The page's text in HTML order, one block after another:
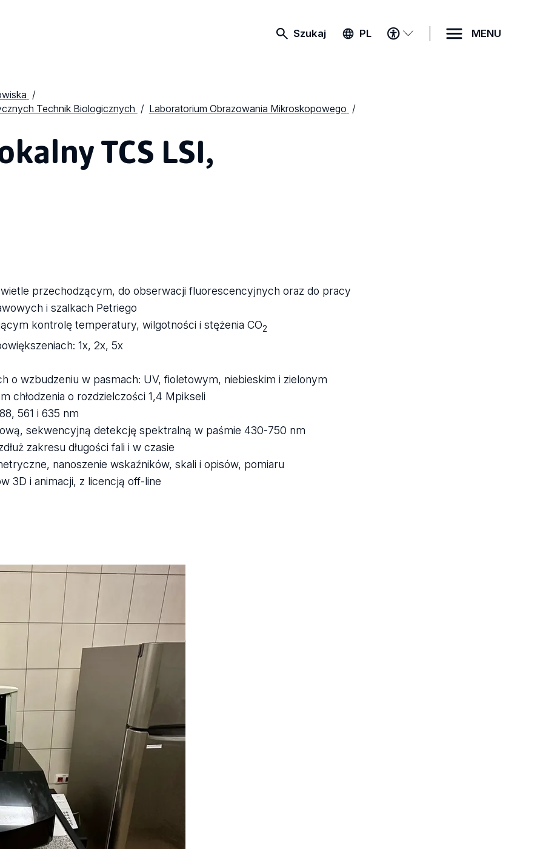
Szukaj PL
MENU
DOSTĘPNOŚCI
MENU
Technik Biologicznych
Laboratorium Obrazowania Mikroskopowego
TCS LSI,
przechodzącym, do obserwacji fluorescencyjnych oraz do pracy
i szalkach Petriego
kontrolę temperatury, wilgotności i stężenia CO2
1x, 2x, 5x
o wzbudzeniu w pasmach: UV, fioletowym, niebieskim i zielonym
chłodzenia o rozdzielczości 1,4 Mpikseli
561 i 635 nm
sekwencyjną detekcję spektralną w paśmie 430-750 nm
zakresu długości fali i w czasie
nanoszenie wskaźników, skali i opisów, pomiaru
3D i animacji, z licencją off-line